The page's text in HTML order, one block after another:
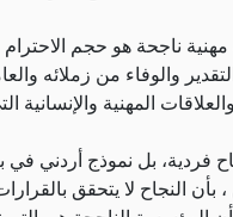
مهنية ناجحة هو حجم
والوفاء من زملائه
بل نموذج أردني في
النجاح لا يتحقق